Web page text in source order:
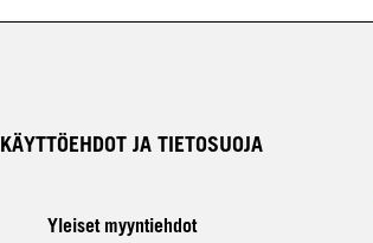
KÄYTTÖEHDOT JA TIETOSUOJA
Yleiset myyntiehdot